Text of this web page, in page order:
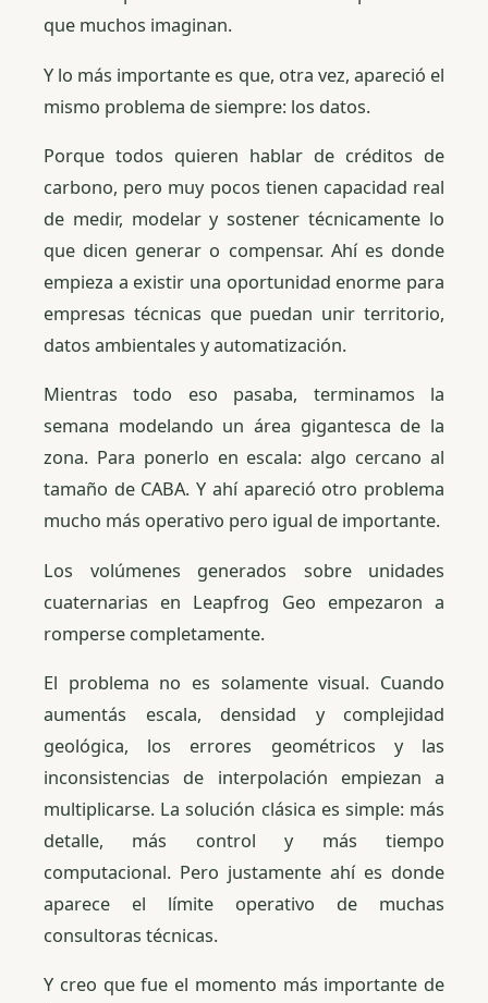
que muchos imaginan.
Y lo más importante es que, otra vez, apareció el
mismo problema de siempre: los datos.
Porque todos quieren hablar de créditos de
carbono, pero muy pocos tienen capacidad real
de medir, modelar y sostener técnicamente lo
que dicen generar o compensar. Ahí es donde
empieza a existir una oportunidad enorme para
empresas técnicas que puedan unir territorio,
datos ambientales y automatización.
Mientras todo eso pasaba, terminamos la
semana modelando un área gigantesca de la
zona. Para ponerlo en escala: algo cercano al
tamaño de CABA. Y ahí apareció otro problema
mucho más operativo pero igual de importante.
Los volúmenes generados sobre unidades
cuaternarias en Leapfrog Geo empezaron a
romperse completamente.
El problema no es solamente visual. Cuando
aumentás escala, densidad y complejidad
geológica, los errores geométricos y las
inconsistencias de interpolación empiezan a
multiplicarse. La solución clásica es simple: más
detalle, más control y más tiempo
computacional. Pero justamente ahí es donde
aparece el límite operativo de muchas
consultoras técnicas.
Y creo que fue el momento más importante de